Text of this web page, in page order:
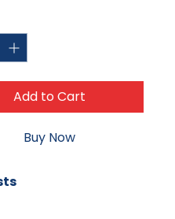
Add to Cart
Buy Now